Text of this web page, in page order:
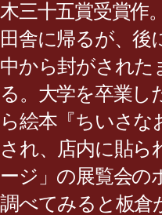
木三十五賞受賞作
田舎に帰るが、後
中から封がされた
る。大学を卒業し
ら絵本『ちいさな
され、店内に貼
ージ」の展覧会の
調べてみると板倉